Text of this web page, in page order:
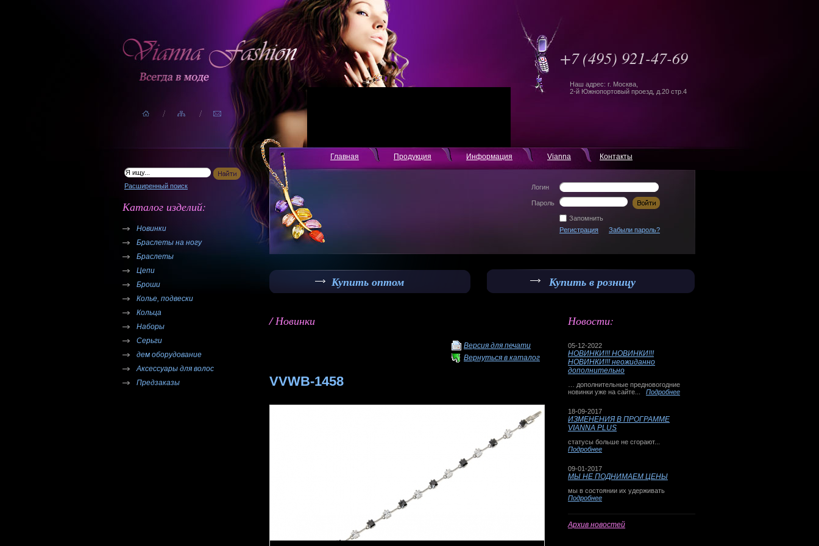
+7 (495) 921-47-69
Наш адрес: г. Москва,
2-й Южнопортовый проезд, д.20 стр.4
Расширенный поиск
Каталог изделий:
Новинки
Браслеты на ногу
Браслеты
Цепи
Броши
Колье, подвески
Кольца
Наборы
Серьги
дем оборудование
Аксессуары для волос
Предзаказы
Главная Продукция Информация Vianna Контакты
Логин
Пароль
Запомнить
Регистрация
Забыли пароль?
Купить оптом Купить в розницу
/ Новинки
Версия для печати
Вернуться в каталог
VVWB-1458
Новости:
05-12-2022
НОВИНКИ!!! НОВИНКИ!!!
НОВИНКИ!!! неожиданно
дополнительно
… дополнительные предновогодние
новинки уже на сайте... Подробнее
18-09-2017
ИЗМЕНЕНИЯ В ПРОГРАММЕ
VIANNA PLUS
статусы больше не сгорают...
Подробнее
09-01-2017
МЫ НЕ ПОДНИМАЕМ ЦЕНЫ
мы в состоянии их удерживать
Подробнее
Архив новостей